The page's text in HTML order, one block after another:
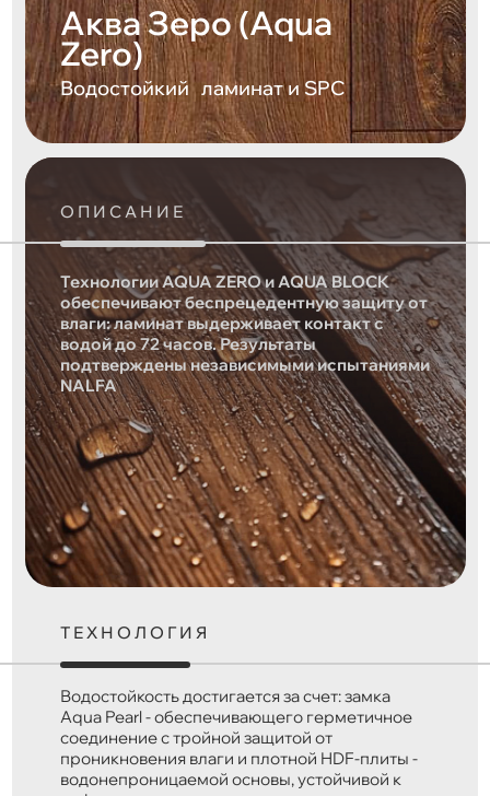
Аква Зеро (Aqua
Zero)
Водостойкий ламинат и SPC
ОПИСАНИЕ
Технологии AQUA ZERO и AQUA BLOCK
обеспечивают беспрецедентную защиту от
влаги: ламинат выдерживает контакт с
водой до 72 часов. Результаты
подтверждены независимыми испытаниями
NALFA
ТЕХНОЛОГИЯ
Водостойкость достигается за счет: замка
Aqua Pearl - обеспечивающего герметичное
соединение с тройной защитой от
проникновения влаги и плотной HDF-плиты -
водонепроницаемой основы, устойчивой к